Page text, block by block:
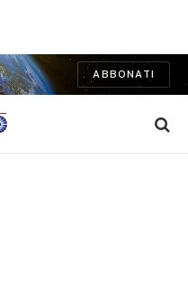
ABBONATI